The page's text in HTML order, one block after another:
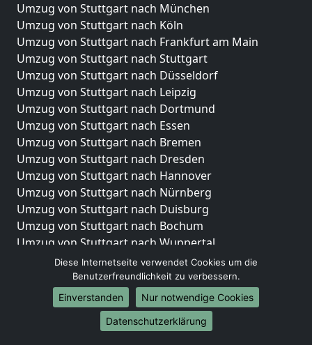
Umzug von Stuttgart nach München
Umzug von Stuttgart nach Köln
Umzug von Stuttgart nach Frankfurt am Main
Umzug von Stuttgart nach Stuttgart
Umzug von Stuttgart nach Düsseldorf
Umzug von Stuttgart nach Leipzig
Umzug von Stuttgart nach Dortmund
Umzug von Stuttgart nach Essen
Umzug von Stuttgart nach Bremen
Umzug von Stuttgart nach Dresden
Umzug von Stuttgart nach Hannover
Umzug von Stuttgart nach Nürnberg
Umzug von Stuttgart nach Duisburg
Umzug von Stuttgart nach Bochum
Umzug von Stuttgart nach Wuppertal
Umzug von Stuttgart nach Bielefeld
Umzug von Stuttgart nach Bonn
Umzug von Stuttgart nach Münster
Internationale-Umzüge
Diese Internetseite verwendet Cookies um die
Benutzerfreundlichkeit zu verbessern.
Einverstanden
Nur notwendige Cookies
Datenschutzerklärung